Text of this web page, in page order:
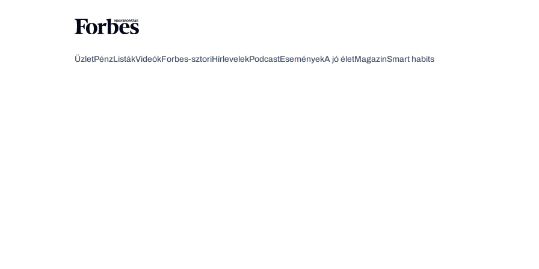
ÜzletPénzListákVideókForbes-sztoriHírlevelekPodcastEseményekA jó életMagazinSmart habits